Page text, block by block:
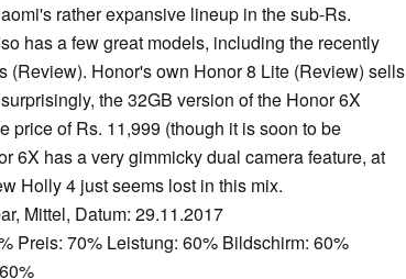
rather expansive lineup in the sub-Rs.
has a few great models, including the recently
(Review). Honor's own Honor 8 Lite (Review) sells
the 32GB version of the Honor 6X
price of Rs. 11,999 (though it is soon to be
6X has a very gimmicky dual camera feature, at
Holly 4 just seems lost in this mix.
Mittel, Datum: 29.11.2017
Preis: 70% Leistung: 60% Bildschirm: 60%